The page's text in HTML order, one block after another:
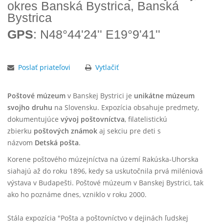
okres Banská Bystrica, Banská
Bystrica
GPS: N48°44'24'' E19°9'41''
Poslať priateľovi Vytlačiť
Poštové múzeum v Banskej Bystrici je unikátne múzeum
svojho druhu na Slovensku. Expozícia obsahuje predmety,
dokumentujúce vývoj poštovníctva, filatelistickú
zbierku poštových známok aj sekciu pre deti s
názvom Detská pošta.
Korene poštového múzejníctva na území Rakúska-Uhorska
siahajú až do roku 1896, kedy sa uskutočnila prvá miléniová
výstava v Budapešti. Poštové múzeum v Banskej Bystrici, tak
ako ho poznáme dnes, vzniklo v roku 2000.
Stála expozícia "Pošta a poštovníctvo v dejinách ľudskej